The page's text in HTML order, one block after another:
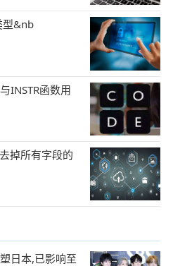
型&nb
INSTR函数用
掉所有字段的
日本,已影响至